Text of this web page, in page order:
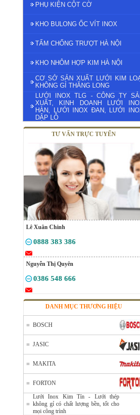
PHỤ KIỆN CỘT CỜ
KHO BULONG ỐC VÍT INOX
TẤM CHỐNG TRƯỢT HÀ NỘI
KHO NHÔM HỢP KIM HÀ NỘI
CƠ SỞ SẢN XUẤT LƯỚI KIM
KHÔNG GỈ THĂNG LONG
LƯỚI INOX TLG - CÔNG TY
XUẤT, KINH DOANH LƯỚI
HÀN, LƯỚI INOX ĐAN, LƯỚI
DẬP LỖ
TƯ VẤN TRỰC TUYẾN
Lê Xuân Chinh
0888 383 386
Nguyễn Thị Quyên
0386 548 666
DANH MỤC THƯƠNG HIỆU
BOSCH
JASIC
MAKITA
FORTON
Lưới Inox Kim Tín - Lưới thép
không gỉ có chất lượng bền, tốt cho
mọi công trình